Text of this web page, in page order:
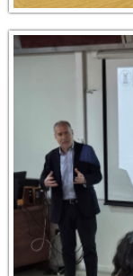
5.jpg